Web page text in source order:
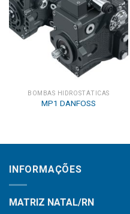
BOMBAS HIDROSTÁTICAS
MP1 DANFOSS
INFORMAÇÕES
MATRIZ NATAL/RN